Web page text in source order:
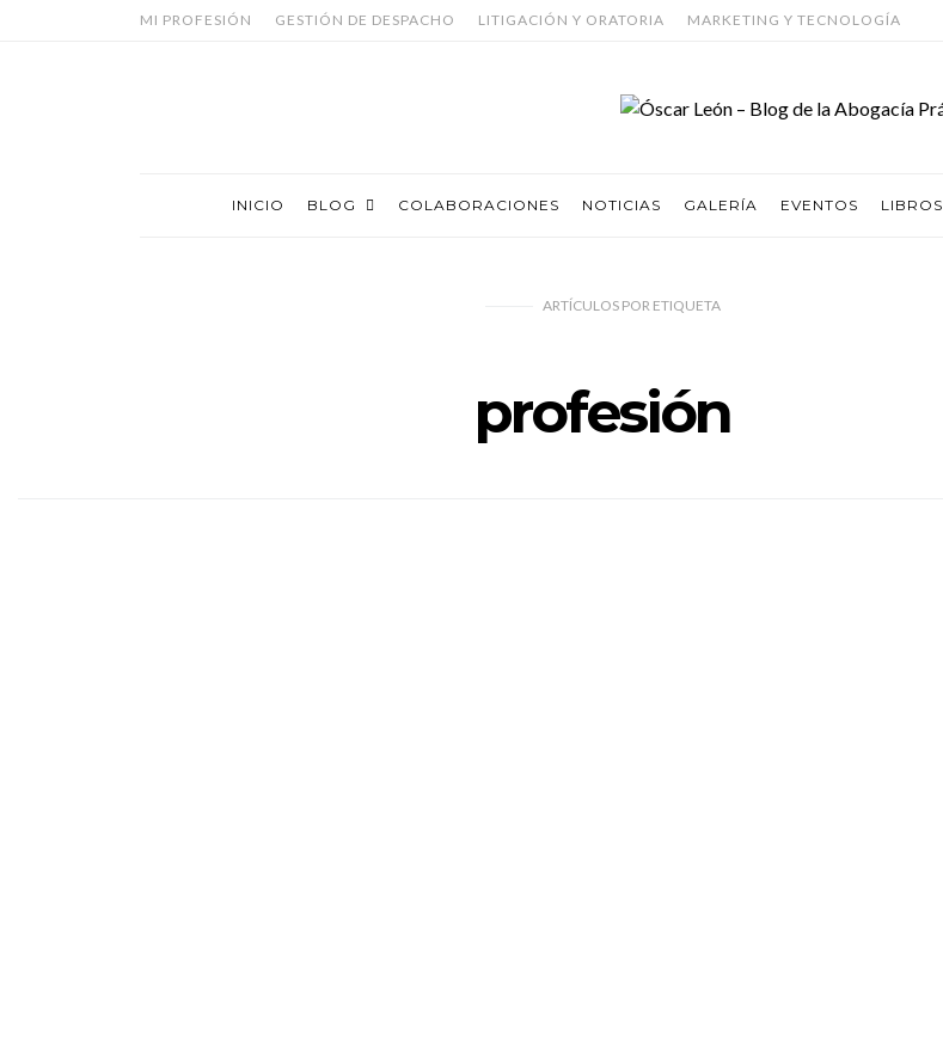
MI PROFESIÓN GESTIÓN DE DESPACHO LITIGACIÓN Y ORATORIA MARKETING Y TECNOLOGÍA
INICIO BLOG COLABORACIONES NOTICIAS GALERÍA EVENTOS LIBROS
ARTÍCULOS PORETIQUETA
profesión